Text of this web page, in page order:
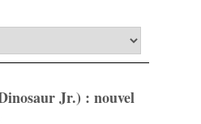
Jr.) : nouvel